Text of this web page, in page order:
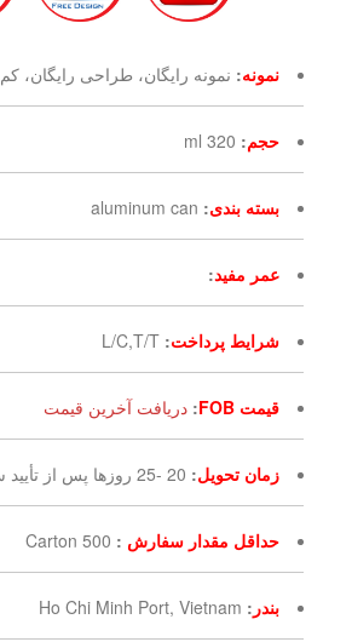
نمونه: نمونه رایگان، طراحی رایگان، کم MOQ
حجم:
320 ml
بسته بندی:
aluminum can
عمر مفید:
شرایط پرداخت:
L/C,T/T
قیمت FOB : دریافت آخرین قیمت
زمان تحویل: 20 -25 روزها پس از تأیید سفارش
حداقل مقدار سفارش :
500 Carton
بندر :
Ho Chi Minh Port, Vietnam